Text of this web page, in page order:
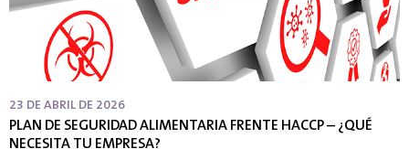
23 DE ABRIL DE 2026
PLAN DE SEGURIDAD ALIMENTARIA FRENTE HACCP – ¿QUÉ
NECESITA TU EMPRESA?